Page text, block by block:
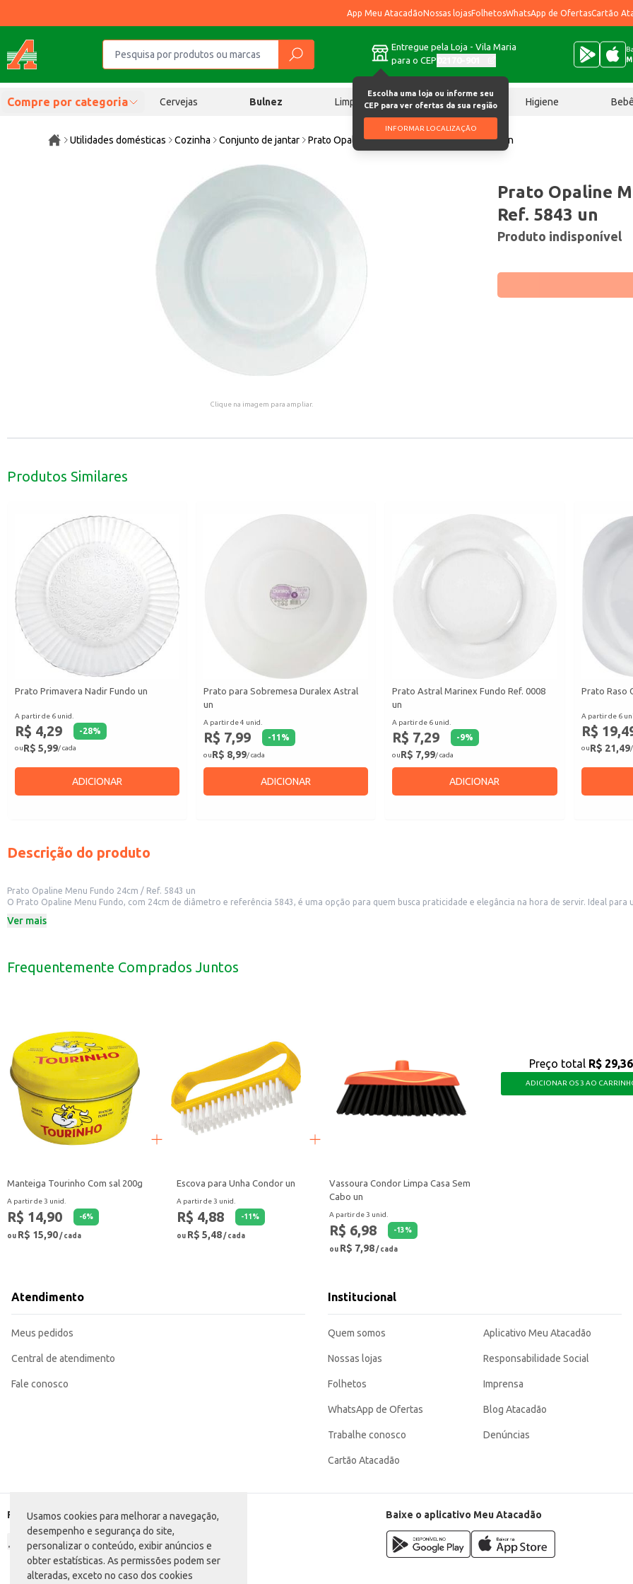
Usamos cookies para melhorar a navegação,
desempenho e segurança do site,
personalizar o conteúdo, exibir anúncios e
obter estatísticas. As permissões podem ser
alteradas, exceto no caso dos cookies
App Meu AtacadãoNossas lojasFolhetosWhatsApp de OfertasCartão
Entregue pela Loja - Vila Maria
para o CEP
Escolha uma loja ou informe seu
CEP para ver ofertas da sua região
INFORMAR LOCALIZAÇÃO
Compre por categoria Cervejas Bulnez Limpeza Chocolates Higiene
Utilidades domésticas Cozinha Conjunto de jantar Prato Opaline Menu Fundo 24cm / Ref. 5843 un
Clique na imagem para ampliar.
Prato Opaline
Ref. 5843 un
Produto indisponível
Produtos Similares
Prato Primavera Nadir Fundo un
A partir de 6 unid.
R$ 4,29 -28%
ouR$ 5,99/ cada
ADICIONAR
Prato para Sobremesa Duralex Astral
un
A partir de 4 unid.
R$ 7,99 -11 %
ouR$ 8,99/ cada
ADICIONAR
Prato Astral Marinex Fundo Ref. 0008
un
A partir de 6 unid.
R$ 7,29 -9%
ouR$ 7,99/ cada
ADICIONAR
Prato Raso
A partir de 6
R$
ouR$ 21,49/
Descrição do produto
Prato Opaline Menu Fundo 24cm / Ref. 5843 un
O Prato Opaline Menu Fundo, com 24cm de diâmetro e referência 5843, é uma opção para quem busca praticidade e elegância na hora de servir. Ideal
Dicas de Uso:
Com o Prato Opaline Menu Fundo, você garante um produto versátil e durável, que atende às necessidades do dia a dia, seja em casa ou no seu negócio.
Ver mais
Frequentemente Comprados Juntos
Manteiga Tourinho Com sal 200g
A partir de 3 unid.
R$ 14,90 -6%
ou R$ 15,90/ cada
Escova para Unha Condor un
A partir de 3 unid.
R$ 4,88 -11 %
ou R$ 5,48/ cada
Vassoura Condor Limpa Casa Sem
Cabo un
A partir de 3 unid.
R$ 6,98 -13%
ou R$ 7,98/ cada
Preço total R$ 29,36
ADICIONAR OS 3 AO
Atendimento
Meus pedidos
Central de atendimento
Fale conosco
Institucional
Quem somos
Nossas lojas
Folhetos
WhatsApp de Ofertas
Trabalhe conosco
Cartão Atacadão
Aplicativo Meu Atacadão
Responsabilidade Social
Imprensa
Blog Atacadão
Denúncias
Formas de pagamento Baixe o aplicativo Meu Atacadão